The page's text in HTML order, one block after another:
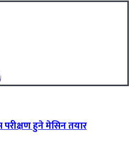
परीक्षण हुने मेसिन तयार